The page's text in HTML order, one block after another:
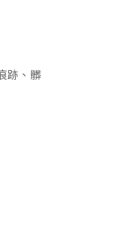
跡、髒